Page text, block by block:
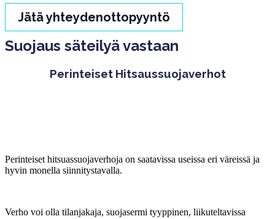
Jätä yhteydenottopyyntö
Suojaus säteilyä vastaan
Perinteiset Hitsaussuojaverhot
Perinteiset hitsuassuojaverhoja on saatavissa useissa eri väreissä ja
hyvin monella siinnitystavalla.
Verho voi olla tilanjakaja, suojasermi tyyppinen, liikuteltavissa